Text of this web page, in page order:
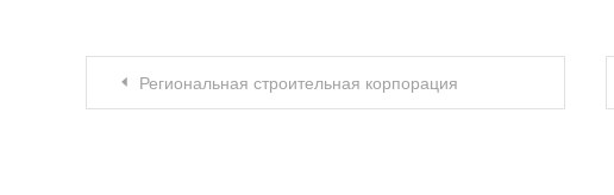
Навигация по записям
Региональная строительная корпорация